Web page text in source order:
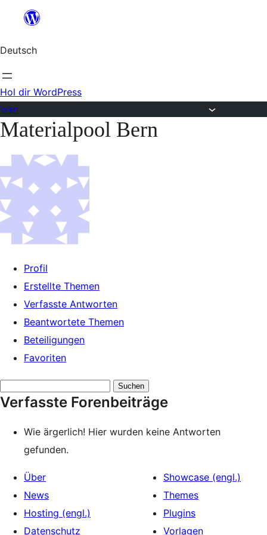
springen
Deutsch
Hol dir WordPress
Zum
springen
Materialpool Bern
Profil
Erstellte Themen
Verfasste Antworten
Beantwortete Themen
Beteiligungen
Favoriten
suchen:
Verfasste Forenbeiträge
Wie ärgerlich! Hier wurden keine Antworten
gefunden.
Über
News
Hosting (engl.)
Datenschutz
Showcase (engl.)
Themes
Plugins
Vorlagen